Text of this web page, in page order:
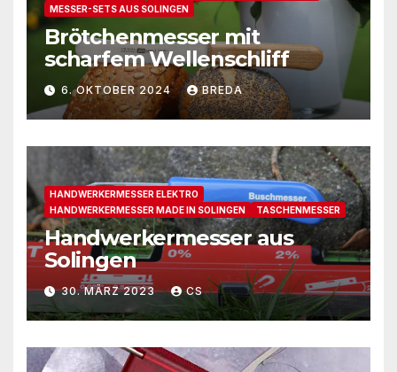
MESSER-SETS AUS SOLINGEN
Brötchenmesser mit
scharfem Wellenschliff
6. OKTOBER 2024 BREDA
HANDWERKERMESSER ELEKTRO
HANDWERKERMESSER MADE IN SOLINGEN
TASCHENMESSER
Handwerkermesser aus
Solingen
30. MÄRZ 2023 CS